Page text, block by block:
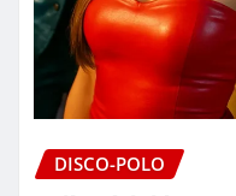
DISCO-POLO